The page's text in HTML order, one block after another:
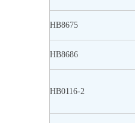
HB8675
HB8686
HB0116-2